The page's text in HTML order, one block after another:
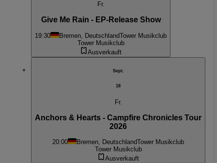
Fr.
Give Me Rain - EP-Release Show
19:30 Bremen, DeutschlandTower Musikclub
Tower Musikclub
Ausverkauft
Sept.
18
Fr.
Anchors & Hearts - Campfire Chronicles Tour
2026
20:00 Bremen, DeutschlandTower Musikclub
Tower Musikclub
Ausverkauft